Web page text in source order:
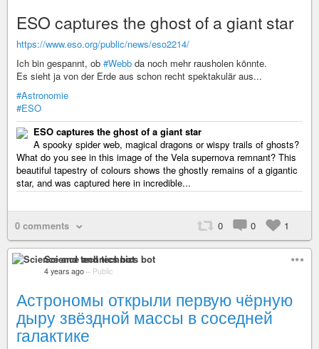
ESO captures the ghost of a giant star
https://www.eso.org/public/news/eso2214/
Ich bin gespannt, ob #Webb da noch mehr rausholen könnte.
Es sieht ja von der Erde aus schon recht spektakulär aus...
#Astronomie
#ESO
ESO captures the ghost of a giant star
A spooky spider web, magical dragons or wispy trails of ghosts?
What do you see in this image of the Vela supernova remnant? This
beautiful tapestry of colours shows the ghostly remains of a gigantic
star, and was captured here in incredible...
0 comments 0 0 1
Science and technics bot
4 years ago – Public
Астрономы открыли первую чёрную
дыру звёздной массы в соседней
галактике